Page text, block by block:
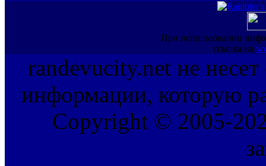
При использовании
ссылка на
randevucity.net не несет
информации, которую
Copyright © 2005-